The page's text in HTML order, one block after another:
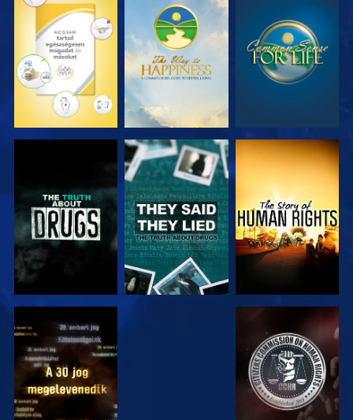
MŰSORNÉZÉS MŰSORNÉZÉS MŰSORNÉZÉS
MŰSORNÉZÉS MŰSORNÉZÉS
MŰSORNÉZÉS MŰSORNÉZÉS